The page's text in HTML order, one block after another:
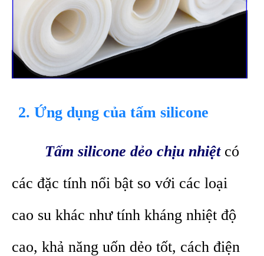
2. Ứng dụng của tấm silicone
Tấm silicone dẻo chịu nhiệtcó
các đặc tính nổi bật so với các loại
cao su khác như tính kháng nhiệt độ
cao, khả năng uốn dẻo tốt, cách điện